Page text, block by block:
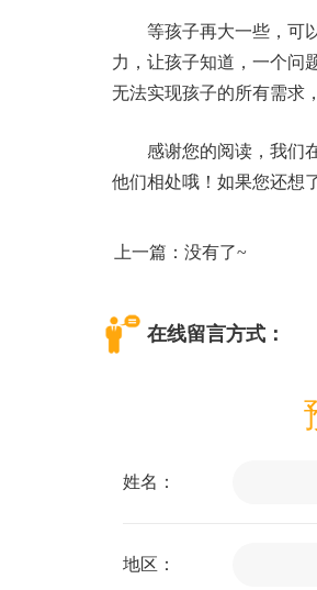
等孩子再大一些，可
力，让孩子知道，一个问
无法实现孩子的所有需求
感谢您的阅读，我们
他们相处哦！如果您还想
上一篇：没有了~
在线留言方式：
姓名：
地区：